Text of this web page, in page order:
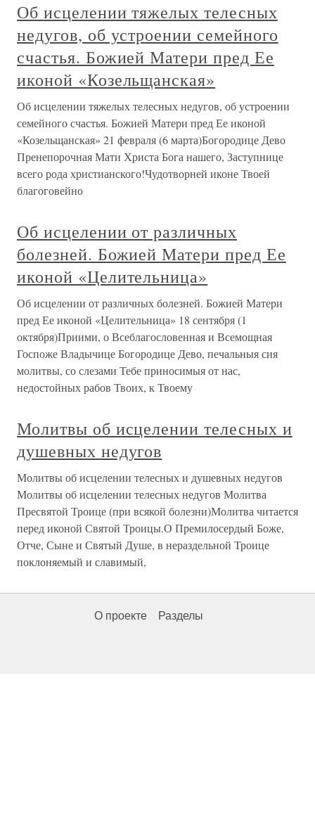
Об исцелении тяжелых телесных
недугов, об устроении семейного
счастья. Божией Матери пред Ее
иконой «Козельщанская»
Об исцелении тяжелых телесных недугов, об устроении
семейного счастья. Божией Матери пред Ее иконой
«Козельщанская» 21 февраля (6 марта)Богородице Дево
Пренепорочная Мати Христа Бога нашего, Заступнице
всего рода христианского!Чудотворней иконе Твоей
благоговейно
Об исцелении от различных
болезней. Божией Матери пред Ее
иконой «Целительница»
Об исцелении от различных болезней. Божией Матери
пред Ее иконой «Целительница» 18 сентября (1
октября)Приими, о Всеблагословенная и Всемощная
Госпоже Владычице Богородице Дево, печальныя сия
молитвы, со слезами Тебе приносимыя от нас,
недостойных рабов Твоих, к Твоему
Молитвы об исцелении телесных и
душевных недугов
Молитвы об исцелении телесных и душевных недугов
Молитвы об исцелении телесных недугов Молитва
Пресвятой Троице (при всякой болезни)Молитва читается
перед иконой Святой Троицы.О Премилосердый Боже,
Отче, Сыне и Святый Душе, в нераздельной Троице
поклоняемый и славимый,
О проекте Разделы